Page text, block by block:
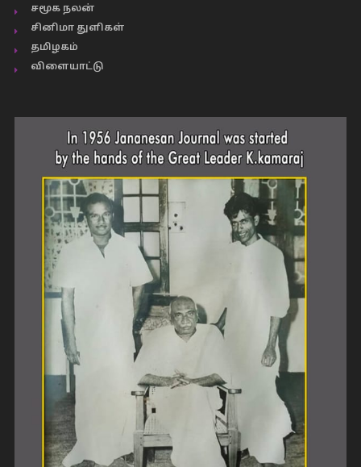
சமூக நலன்
சினிமா துளிகள்
தமிழகம்
விளையாட்டு